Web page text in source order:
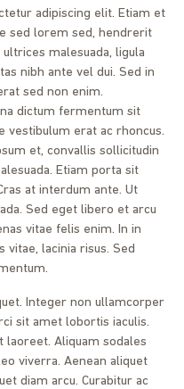
adipiscing elit. Etiam et
sed lorem sed, hendrerit
malesuada, ligula
nibh ante vel dui. Sed in
sed non enim.
dictum fermentum sit
vestibulum erat ac rhoncus.
et, convallis sollicitudin
Etiam porta sit
at interdum ante. Ut
Sed eget libero et arcu
vitae felis enim. In in
vitae, lacinia risus. Sed
Integer non ullamcorper
sit amet lobortis iaculis.
Aliquam sodales
viverra. Aenean aliquet
diam arcu. Curabitur ac